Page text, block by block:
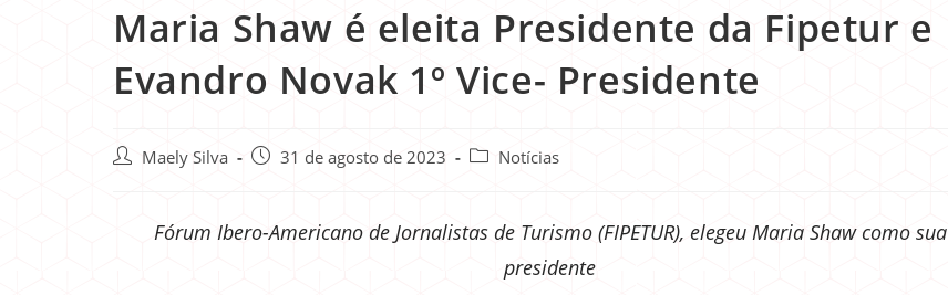
Maria Shaw é eleita Presidente da Fipetur e
Evandro Novak 1º Vice- Presidente
Maely Silva 31 de agosto de 2023 Notícias
Fórum Ibero-Americano de Jornalistas de Turismo (FIPETUR), elegeu Maria Shaw como sua
presidente